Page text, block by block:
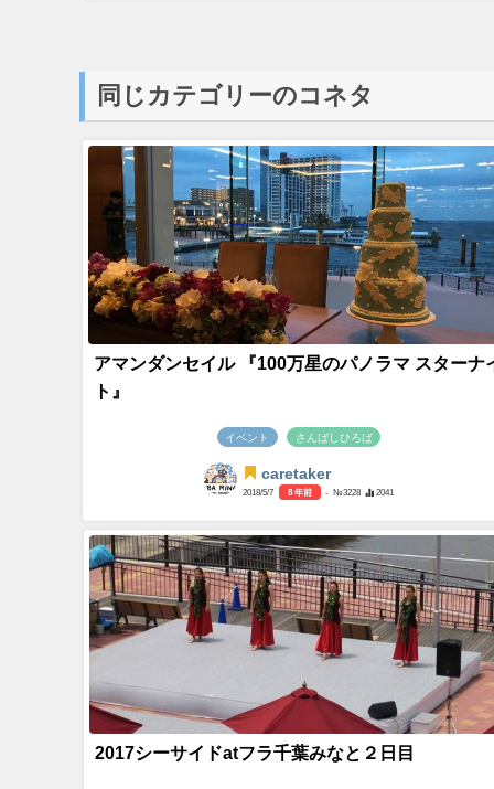
同じカテゴリーのコネタ
アマンダンセイル 『100万星のパノラマ スターナ
ト』
イベント さんばしひろば
caretaker
2018/5/7 8 年前 - №3228 2041
2017シーサイドatフラ千葉みなと２日目